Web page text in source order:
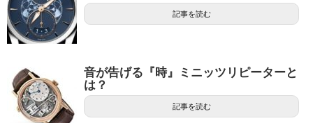
記事を読む
音が告げる『時』ミニッツリピーターと
は？
記事を読む